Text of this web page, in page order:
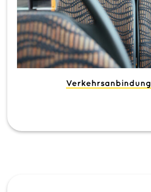
Verkehrsanbindung